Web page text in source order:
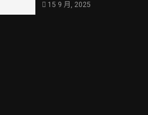
15 9 月, 2025